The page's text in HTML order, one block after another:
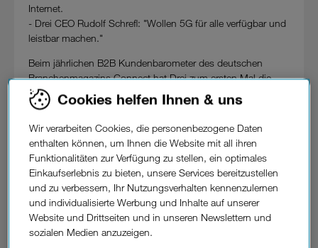
Internet.
- Drei CEO Rudolf Schrefl: "Wollen 5G für alle verfügbar und
leistbar machen."
Beim jährlichen B2B Kundenbarometer des deutschen
Branchenmagazins Connect hat Drei zum ersten Mal die
beste Bewertung von allen Anbietern im deutschsprachigen
Raum erreicht und damit bereits zum zweiten Mal nach
2021 die Österreich-Wertung für sich entschieden.
Für das Kundenbarometer hat das Fachinstitut für
Technikthemen (FifT) im Februar 2023 3.298
Geschäftskunden aus Deutschland, Österreich und der
Schweiz befragt. Erhoben wurden 22 Detailkriterien - von
Preis-Leistung, über Zufriedenheit mit dem Netz, Netz-
Verfügbarkeit, Gesprächsqualität und
Übertragungsgeschwindigkeit bis zum persönlichen
Kundenservice und der Service-App.
Cookies helfen Ihnen & uns
Wir verarbeiten Cookies, die personenbezogene Daten
enthalten können, um Ihnen die Website mit all ihren
Funktionalitäten zur Verfügung zu stellen, ein optimales
Einkaufserlebnis zu bieten, unsere Services bereitzustellen
und zu verbessern, Ihr Nutzungsverhalten kennenzulernen
und individualisierte Werbung und Inhalte auf unserer
Website und Drittseiten und in unseren Newslettern und
sozialen Medien anzuzeigen.